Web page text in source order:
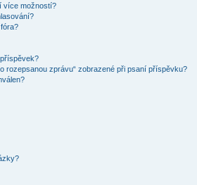
více možností?
rozepsanou zprávu“ zobrazené při psaní příspěvku?